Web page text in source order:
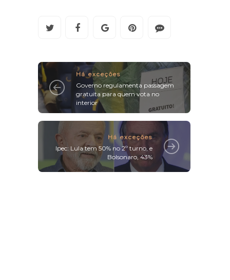
Há exceções
Governo regulamenta passagem
gratuita para quem vota no
interior
Há exceções
Ipec: Lula tem 50% no 2º turno, e
Bolsonaro, 43%